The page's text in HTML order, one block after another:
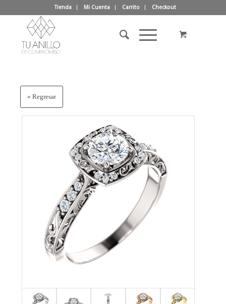
Tienda Mi Cuenta Carrito Checkout
« Regresar